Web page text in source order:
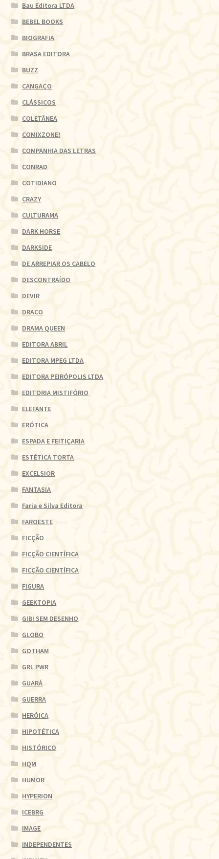
Bau Editora LTDA
BEBEL BOOKS
BIOGRAFIA
BRASA EDITORA
BUZZ
CANGAÇO
CLÁSSICOS
COLETÂNEA
COMIXZONE!
COMPANHIA DAS LETRAS
CONRAD
COTIDIANO
CRAZY
CULTURAMA
DARK HORSE
DARKSIDE
DE ARREPIAR OS CABELO
DESCONTRAÍDO
DEVIR
DRACO
DRAMA QUEEN
EDITORA ABRIL
EDITORA MPEG LTDA
EDITORA PEIRÓPOLIS LTDA
EDITORIA MISTIFÓRIO
ELEFANTE
ERÓTICA
ESPADA E FEITIÇARIA
ESTÉTICA TORTA
EXCELSIOR
FANTASIA
Faria e Silva Editora
FAROESTE
FICÇÃO
FICÇÃO CIENTÍFICA
FICÇÃO CIENTÍFICA
FIGURA
GEEKTOPIA
GIBI SEM DESENHO
GLOBO
GOTHAM
GRL PWR
GUARÁ
GUERRA
HERÓICA
HIPOTÉTICA
HISTÓRICO
HQM
HUMOR
HYPERION
ICEBRG
IMAGE
INDEPENDENTES